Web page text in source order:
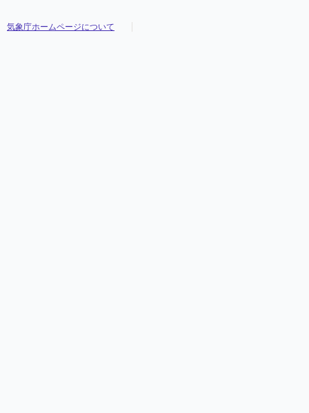
気象庁ホームページについて